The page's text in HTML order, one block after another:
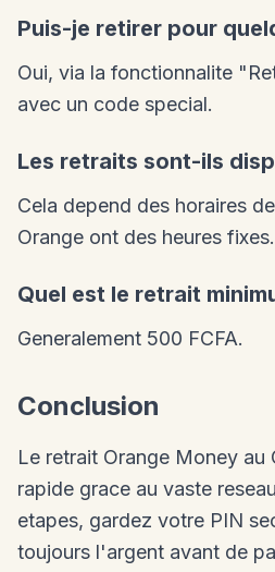
Puis-je retirer pour
Oui, via la fonctionnalite
avec un code special.
Les retraits sont-ils
Cela depend des horaires
Orange ont des heures fixes.
Quel est le retrait
Generalement 500 FCFA.
Conclusion
Le retrait Orange Money au
rapide grace au vaste
etapes, gardez votre PIN
toujours l'argent avant de